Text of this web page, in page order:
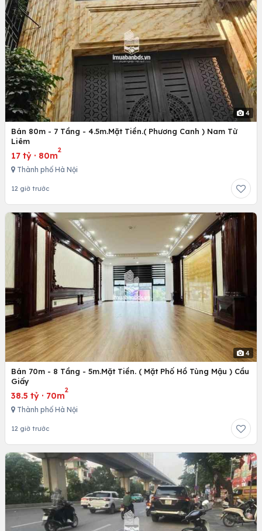
4
Bán 80m - 7 Tầng - 4.5m.Mặt Tiền.( Phương Canh ) Nam Từ
Liêm
17 tỷ · 80m
2
Thành phố Hà Nội
12 giờ trước
4
Bán 70m - 8 Tầng - 5m.Mặt Tiền. ( Mặt Phố Hồ Tùng Mậu ) Cầu
Giấy
38.5 tỷ · 70m
2
Thành phố Hà Nội
12 giờ trước